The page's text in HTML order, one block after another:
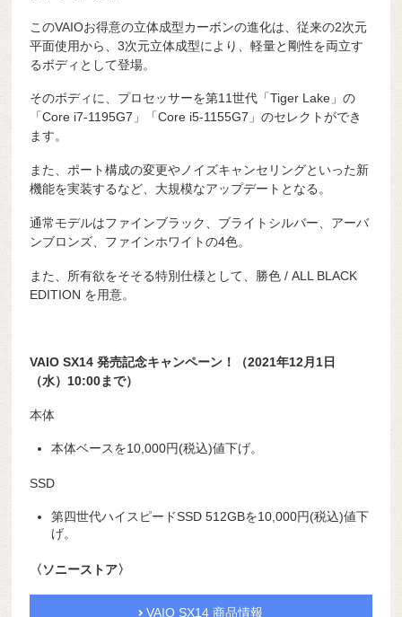
このVAIOお得意の立体成型カーボンの進化は、従来の2次元
平面使用から、3次元立体成型により、軽量と剛性を両立す
るボディとして登場。
そのボディに、プロセッサーを第11世代「Tiger Lake」の
「Core i7-1195G7」「Core i5-1155G7」のセレクトができ
ます。
また、ポート構成の変更やノイズキャンセリングといった新
機能を実装するなど、大規模なアップデートとなる。
通常モデルはファインブラック、ブライトシルバー、アーバ
ンブロンズ、ファインホワイトの4色。
また、所有欲をそそる特別仕様として、勝色 / ALL BLACK
EDITION を用意。
VAIO SX14 発売記念キャンペーン！（2021年12月1日
（水）10:00まで）
本体
本体ベースを10,000円(税込)値下げ。
SSD
第四世代ハイスピードSSD 512GBを10,000円(税込)値下
げ。
〈ソニーストア〉
VAIO SX14 商品情報